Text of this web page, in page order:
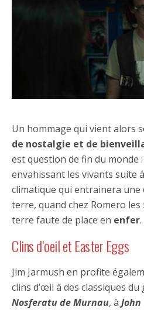
Un hommage qui vient alors
de nostalgie et de
est question de fin du monde
envahissant les vivants suite
climatique qui entrainera une
terre, quand chez Romero
terre faute de place en enfer.
Clins d’oeil et Easter Eggs
Jim Jarmush en profite
clins d’œil à des classiques
Nosferatu de Murnau, à